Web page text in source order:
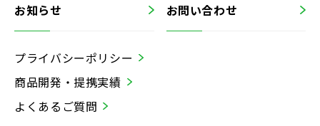
お知らせ お問い合わせ
プライバシーポリシー
商品開発・提携実績
よくあるご質問